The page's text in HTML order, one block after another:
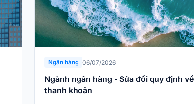
Ngân hàng 06/07/2026
Ngành ngân hàng - Sửa đổi quy định về
thanh khoản